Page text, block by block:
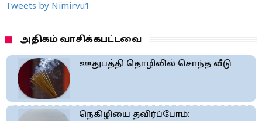
Tweets by Nimirvu1
அதிகம் வாசிக்கபட்டவை
ஊதுபத்தி தொழிலில் சொந்த வீடு
நெகிழியை தவிர்ப்போம்: